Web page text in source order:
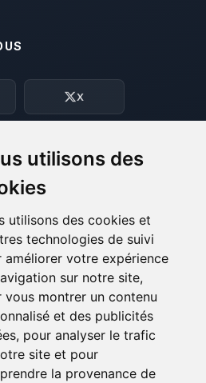
utilisons des
utilisons des cookies et
technologies de suivi
améliorer votre expérience
sur notre site,
vous montrer un contenu
et des publicités
pour analyser le trafic
site et pour
la provenance de
X
pour me parler !
ton petit assistant
ce dont tu as besoin
mes petits circuits